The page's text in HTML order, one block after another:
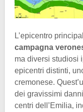
L’epicentro
campagna
ma diversi studiosi
epicentri distinti,
cremonese.
dei gravissimi
centri dell’Emilia,